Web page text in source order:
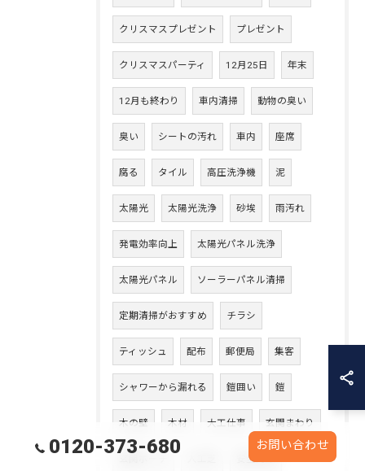
クリスマスプレゼント プレゼント
クリスマスパーティ 12月25日 年末
12月も終わり 車内清掃 動物の臭い
臭い シートの汚れ 車内 座席
腐る タイル 高圧洗浄機 泥
太陽光 太陽光洗浄 砂埃 雨汚れ
発電効率向上 太陽光パネル洗浄
太陽光パネル ソーラーパネル清掃
定期清掃がおすすめ チラシ
ティッシュ 配布 郵便局 集客
シャワーから漏れる 鎧囲い 鎧
木の壁 木材 大工仕事 玄関まわり
安全対策
0120-373-680 お問い合わせ